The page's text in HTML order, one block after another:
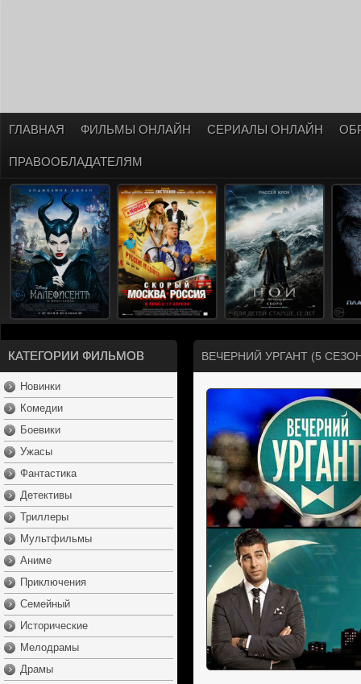
ГЛАВНАЯ ФИЛЬМЫ ОНЛАЙН СЕРИАЛЫ ОНЛАЙН
ПРАВООБЛАДАТЕЛЯМ
КАТЕГОРИИ ФИЛЬМОВ
Новинки
Комедии
Боевики
Ужасы
Фантастика
Детективы
Триллеры
Мультфильмы
Аниме
Приключения
Семейный
Исторические
Мелодрамы
Драмы
ВЕЧЕРНИЙ УРГАНТ (5